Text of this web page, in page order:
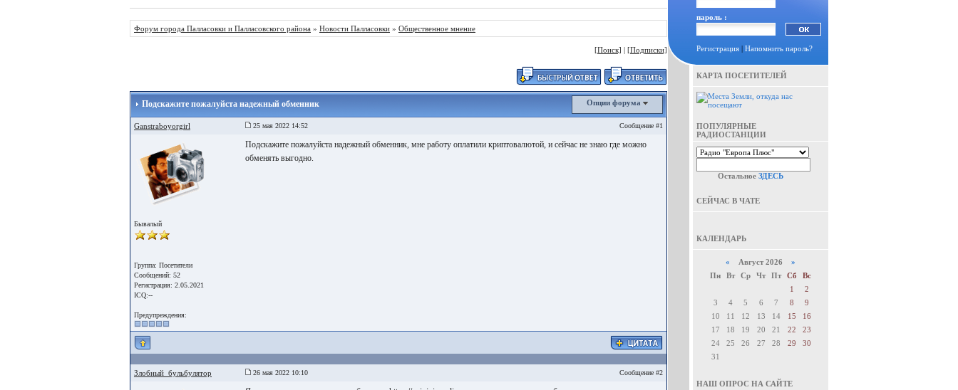
Форум города Палласовки и Палласовского района » Новости Палласовки » Общественное мнение
[Поиск] | [Подписки]
Подскажите пожалуйста надежный обменник Опции форума
Ganstraboyorgirl 25 мая 2022 14:52 Сообщение #1
Бывалый
Группа: Посетители
Сообщений: 52
Регистрация: 2.05.2021
ICQ:--
Предупреждения:
Подскажите пожалуйста надежный обменник, мне работу оплатили криптовалютой, и сейчас не знаю где можно
обменять выгодно.
Злобный_бульбулятор 26 мая 2022 10:10 Сообщение #2
пароль :
Регистрация | Напомнить пароль?
КАРТА ПОСЕТИТЕЛЕЙ
ПОПУЛЯРНЫЕ
РАДИОСТАНЦИИ
Остальное ЗДЕСЬ
СЕЙЧАС В ЧАТЕ
КАЛЕНДАРЬ
« Август 2026 »
Пн
Вт Ср Чт Пт Сб
Вс
1
2
3
4 5 6 7 8
9
10
11 12 13 14 15
16
17
18 19 20 21 22
23
24
25 26 27 28 29
30
31
НАШ ОПРОС НА САЙТЕ